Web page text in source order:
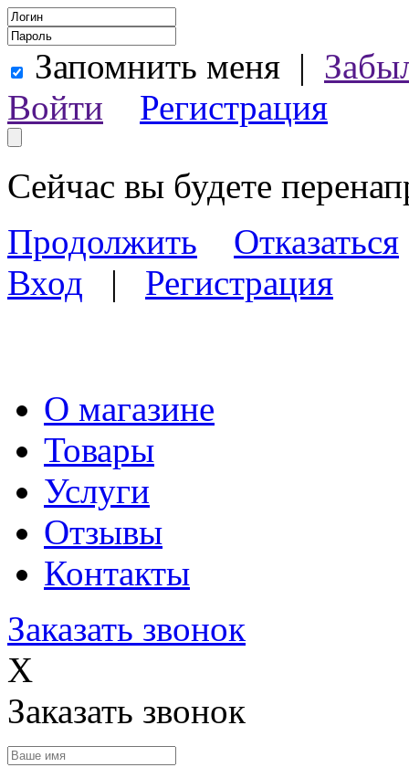
Запомнить меня |
Войти
Регистрация
Сейчас вы будете
Продолжить
Отказаться
Вход | Регистрация
О магазине
Товары
Услуги
Отзывы
Контакты
Заказать звонок
X
Заказать звонок